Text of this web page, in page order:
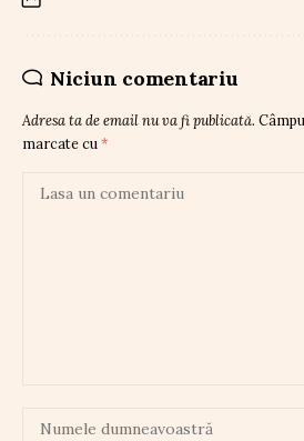
Niciun comentariu
Adresa ta de email nu va fi publicată.
marcate cu *